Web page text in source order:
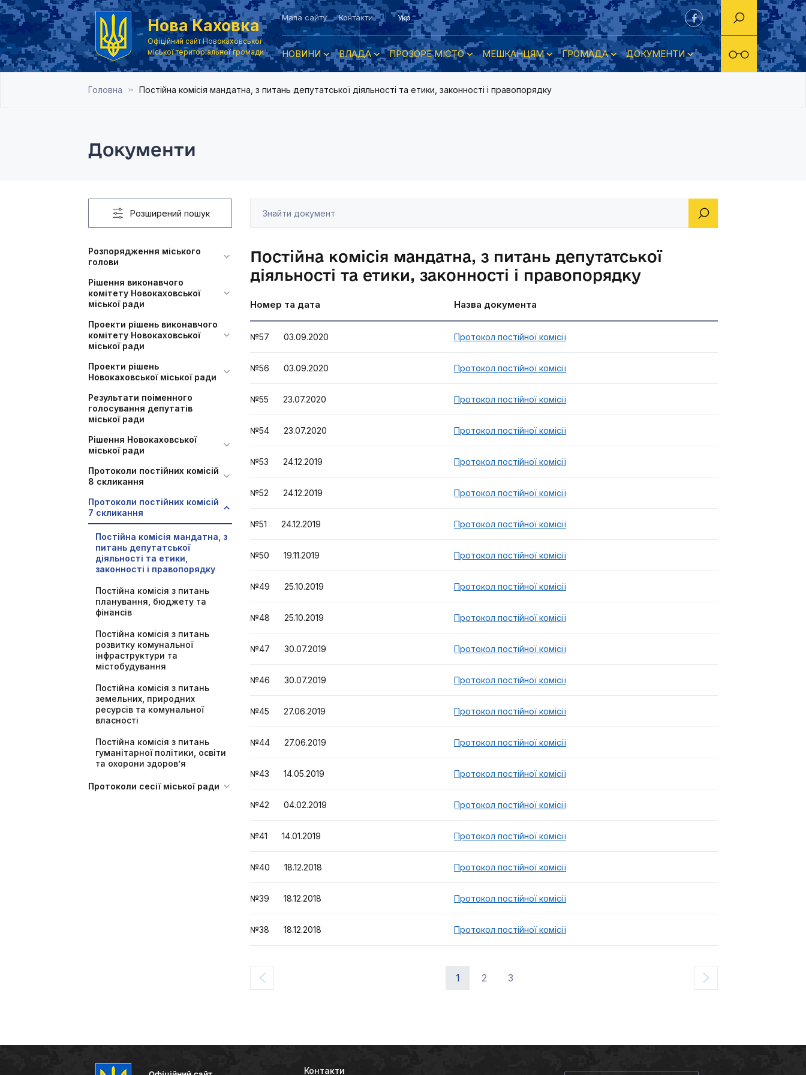
Нова Каховка
Офіційний сайт Новокаховської
міської територіальної громади
Мапа сайту Контакти Укр
НОВИНИ ВЛАДА ПРОЗОРЕ МІСТО МЕШКАНЦЯМ ГРОМАДА ДОКУМЕНТИ
Головна Постійна комісія мандатна, з питань депутатської діяльності та етики, законності і правопорядку
Документи
Розширений пошук
Розпорядження міського
голови
Рішення виконавчого
комітету Новокаховської
міської ради
Проекти рішень виконавчого
комітету Новокаховської
міської ради
Проекти рішень
Новокаховської міської ради
Результати поіменного
голосування депутатів
міської ради
Рішення Новокаховської
міської ради
Протоколи постійних комісій
8 скликання
Протоколи постійних комісій
7 скликання
Постійна комісія мандатна, з
питань депутатської
діяльності та етики,
законності і правопорядку
Постійна комісія з питань
планування, бюджету та
фінансів
Постійна комісія з питань
розвитку комунальної
інфраструктури та
містобудування
Постійна комісія з питань
земельних, природних
ресурсів та комунальної
власності
Постійна комісія з питань
гуманітарної політики, освіти
та охорони здоров’я
Протоколи сесії міської ради
Постійна комісія мандатна, з питань депутатської
діяльності та етики, законності і правопорядку
Номер та дата Назва документа
№57 03.09.2020 Протокол постійної комісії
№56 03.09.2020 Протокол постійної комісії
№55 23.07.2020 Протокол постійної комісії
№54 23.07.2020 Протокол постійної комісії
№53 24.12.2019 Протокол постійної комісії
№52 24.12.2019 Протокол постійної комісії
№51 24.12.2019 Протокол постійної комісії
№50 19.11.2019 Протокол постійної комісії
№49 25.10.2019 Протокол постійної комісії
№48 25.10.2019 Протокол постійної комісії
№47 30.07.2019 Протокол постійної комісії
№46 30.07.2019 Протокол постійної комісії
№45 27.06.2019 Протокол постійної комісії
№44 27.06.2019 Протокол постійної комісії
№43 14.05.2019 Протокол постійної комісії
№42 04.02.2019 Протокол постійної комісії
№41 14.01.2019 Протокол постійної комісії
№40 18.12.2018 Протокол постійної комісії
№39 18.12.2018 Протокол постійної комісії
№38 18.12.2018 Протокол постійної комісії
1 2 3
Контакти